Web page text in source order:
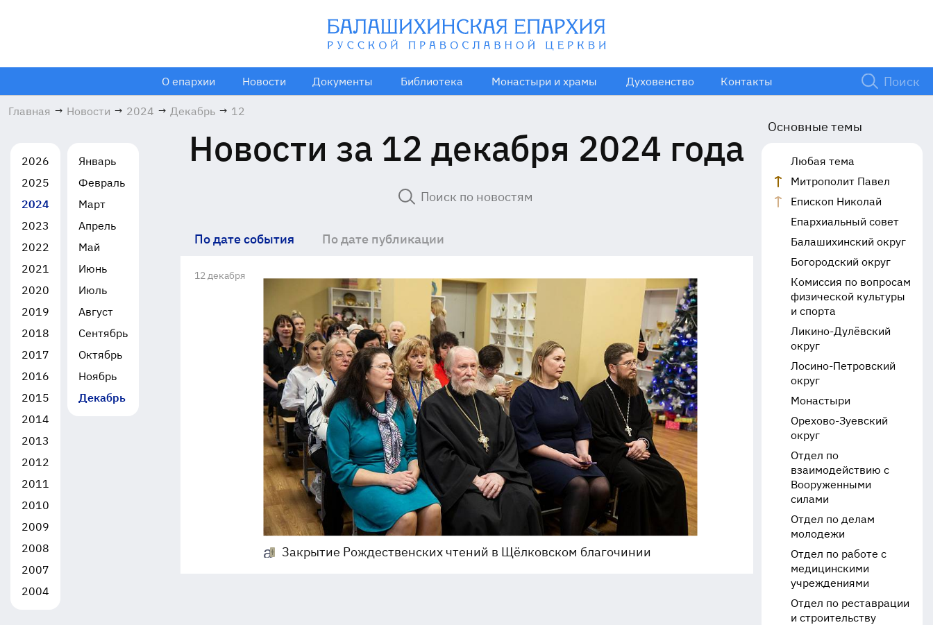
О епархии Новости Документы Библиотека Монастыри и храмы Духовенство Контакты
Главная → Новости → 2024 → Декабрь → 12
2026
2025
2024
2023
2022
2021
2020
2019
2018
2017
2016
2015
2014
2013
2012
2011
2010
2009
2008
2007
2004
Январь
Февраль
Март
Апрель
Май
Июнь
Июль
Август
Сентябрь
Октябрь
Ноябрь
Декабрь
Новости за 12 декабря 2024 года
По дате события По дате публикации
12 декабря
Закрытие Рождественских чтений в Щёлковском благочинии
Основные темы
Любая тема
Митрополит Павел
Епископ Николай
Епархиальный совет
Балашихинский округ
Богородский округ
Комиссия по вопросам
физической культуры
и спорта
Ликино-Дулёвский
округ
Лосино-Петровский
округ
Монастыри
Орехово-Зуевский
округ
Отдел по
взаимодействию с
Вооруженными
силами
Отдел по делам
молодежи
Отдел по работе с
медицинскими
учреждениями
Отдел по реставрации
и строительству